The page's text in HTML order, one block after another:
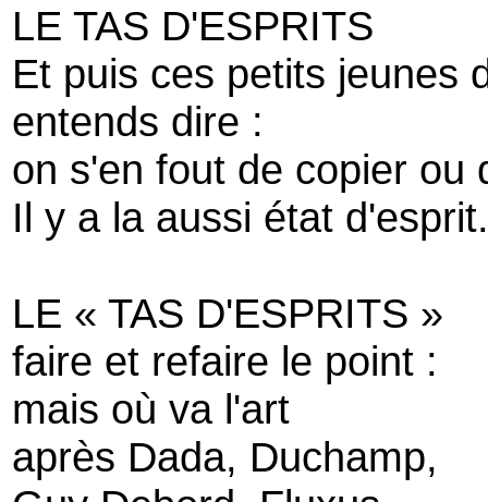
LE TAS D'ESPRITS
Et puis ces petits jeunes
entends dire :
on s'en fout de copier ou
Il y a la aussi état
LE « TAS D'ESPRITS »
faire et refaire le point :
mais où va l'art
après Dada, Duchamp,